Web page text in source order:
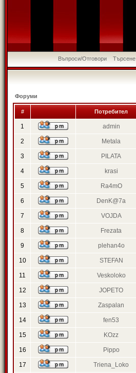
Въпроси/Отговори Търсене
Форуми
# Потребител
1 admin
2 Metala
3 PILATA
4 krasi
5 Ra4mO
6 DenK@7a
7 VOJDA
8 Frezata
9 plehan4o
10 STEFAN
11 Veskoloko
12 JOPETO
13 Zaspalan
14 fen53
15 KOzz
16 Pippo
17 Triena_Loko